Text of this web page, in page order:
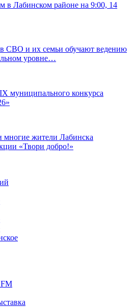
в Лабинском районе на 9:00, 14
СВО и их семьи обучают ведению
уровне…
муниципального конкурса
многие жители Лабинска
«Твори добро!»